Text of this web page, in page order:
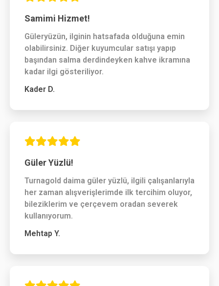
Samimi Hizmet!
Güleryüzün, ilginin hatsafada olduğuna emin
olabilirsiniz. Diğer kuyumcular satışı yapıp
başından salma derdindeyken kahve ikramına
kadar ilgi gösteriliyor.
Kader D.
Güler Yüzlü!
Turnagold daima güler yüzlü, ilgili çalışanlarıyla
her zaman alışverişlerimde ilk tercihim oluyor,
bileziklerim ve çerçevem oradan severek
kullanıyorum.
Mehtap Y.